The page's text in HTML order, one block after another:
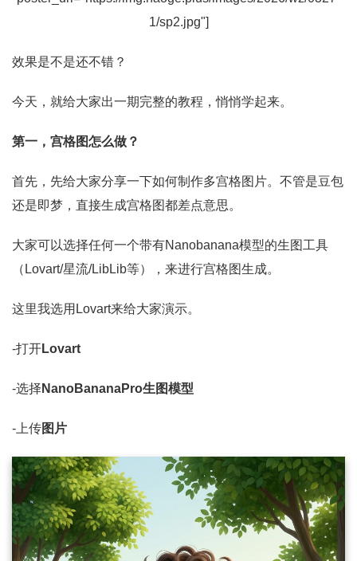
1/sp2.jpg"]
效果是不是还不错？
今天，就给大家出一期完整的教程，悄悄学起来。
第一，宫格图怎么做？
首先，先给大家分享一下如何制作多宫格图片。不管是豆包
还是即梦，直接生成宫格图都差点意思。
大家可以选择任何一个带有Nanobanana模型的生图工具
（Lovart/星流/LibLib等），来进行宫格图生成。
这里我选用Lovart来给大家演示。
-打开Lovart
-选择 NanoBananaPro生图模型
-上传图片